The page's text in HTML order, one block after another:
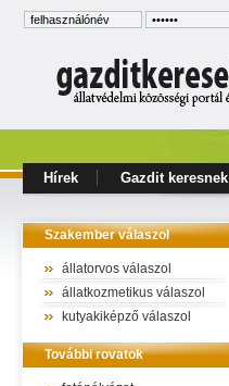
Hírek Gazdit keresnek
Szakember válaszol
állatorvos válaszol
állatkozmetikus válaszol
kutyakiképző válaszol
További rovatok